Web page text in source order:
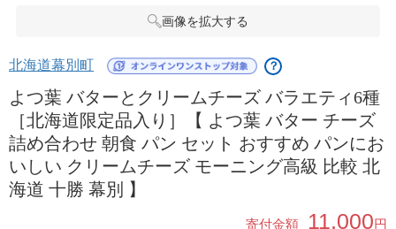
画像を拡大する
北海道幕別町 ？
よつ葉 バターとクリームチーズ バラエティ6種
［北海道限定品入り］【 よつ葉 バター チーズ
詰め合わせ 朝食 パン セット おすすめ パンにお
いしい クリームチーズ モーニング高級 比較 北
海道 十勝 幕別 】
寄付金額 11,000円